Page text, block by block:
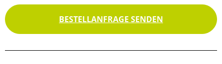
BESTELLANFRAGE SENDEN